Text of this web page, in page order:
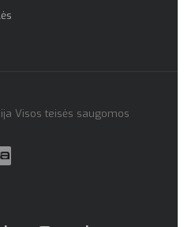
Visos teisės saugomos